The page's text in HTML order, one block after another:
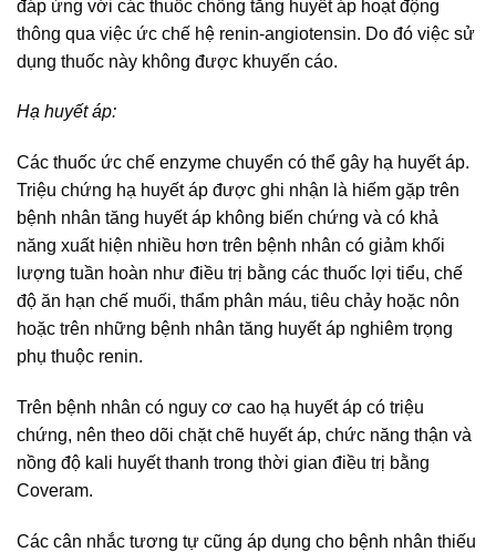
đáp ứng với các thuốc chống tăng huyết áp hoạt động
thông qua việc ức chế hệ renin-angiotensin. Do đó việc sử
dụng thuốc này không được khuyến cáo.
Hạ huyết áp:
Các thuốc ức chế enzyme chuyển có thể gây hạ huyết áp.
Triệu chứng hạ huyết áp được ghi nhận là hiếm gặp trên
bệnh nhân tăng huyết áp không biến chứng và có khả
năng xuất hiện nhiều hơn trên bệnh nhân có giảm khối
lượng tuần hoàn như điều trị bằng các thuốc lợi tiểu, chế
độ ăn hạn chế muối, thẩm phân máu, tiêu chảy hoặc nôn
hoặc trên những bệnh nhân tăng huyết áp nghiêm trọng
phụ thuộc renin.
Trên bệnh nhân có nguy cơ cao hạ huyết áp có triệu
chứng, nên theo dõi chặt chẽ huyết áp, chức năng thận và
nồng độ kali huyết thanh trong thời gian điều trị bằng
Coveram.
Các cân nhắc tương tự cũng áp dụng cho bệnh nhân thiếu